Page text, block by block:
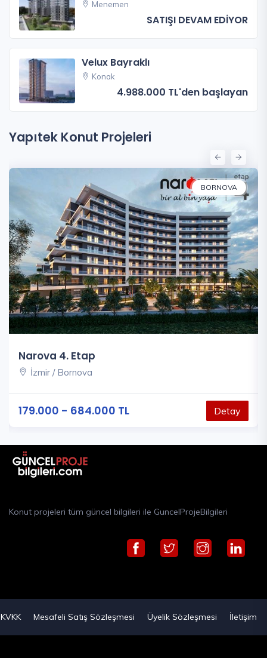
Menemen
SATIŞI DEVAM EDİYOR
Velux Bayraklı
Konak
4.988.000 TL'den başlayan
Yapıtek Konut Projeleri
BORNOVA
Narova 4. Etap
İzmir / Bornova
179.000 - 684.000 TL Detay
Konut projeleri tüm güncel bilgileri ile GuncelProjeBilgileri
KVKK Mesafeli Satış Sözleşmesi Üyelik Sözleşmesi İletişim